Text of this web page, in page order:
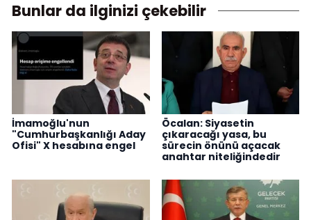
Bunlar da ilginizi çekebilir
İmamoğlu'nun
"Cumhurbaşkanlığı Aday
Ofisi" X hesabına engel
Öcalan: Siyasetin
çıkaracağı yasa, bu
sürecin önünü açacak
anahtar niteliğindedir